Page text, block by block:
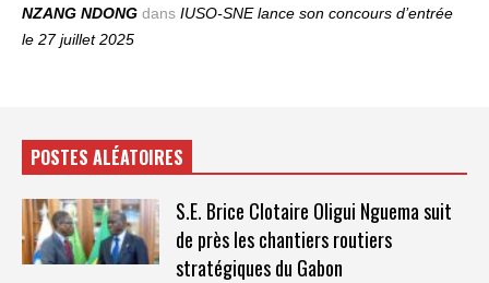
NZANG NDONG dans IUSO‑SNE lance son concours d’entrée
le 27 juillet 2025
POSTES ALÉATOIRES
S.E. Brice Clotaire Oligui Nguema suit
de près les chantiers routiers
stratégiques du Gabon